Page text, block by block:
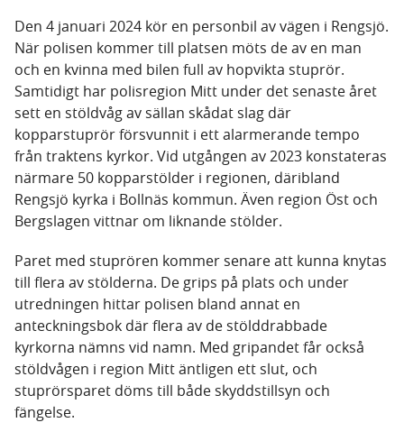
Den 4 januari 2024 kör en personbil av vägen i Rengsjö.
När polisen kommer till platsen möts de av en man
och en kvinna med bilen full av hopvikta stuprör.
Samtidigt har polisregion Mitt under det senaste året
sett en stöldvåg av sällan skådat slag där
kopparstuprör försvunnit i ett alarmerande tempo
från traktens kyrkor. Vid utgången av 2023 konstateras
närmare 50 kopparstölder i regionen, däribland
Rengsjö kyrka i Bollnäs kommun. Även region Öst och
Bergslagen vittnar om liknande stölder.
Paret med stuprören kommer senare att kunna knytas
till flera av stölderna. De grips på plats och under
utredningen hittar polisen bland annat en
anteckningsbok där flera av de stölddrabbade
kyrkorna nämns vid namn. Med gripandet får också
stöldvågen i region Mitt äntligen ett slut, och
stuprörsparet döms till både skyddstillsyn och
fängelse.